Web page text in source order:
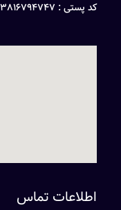
کد پستی : 3816794747
اطلاعات تماس